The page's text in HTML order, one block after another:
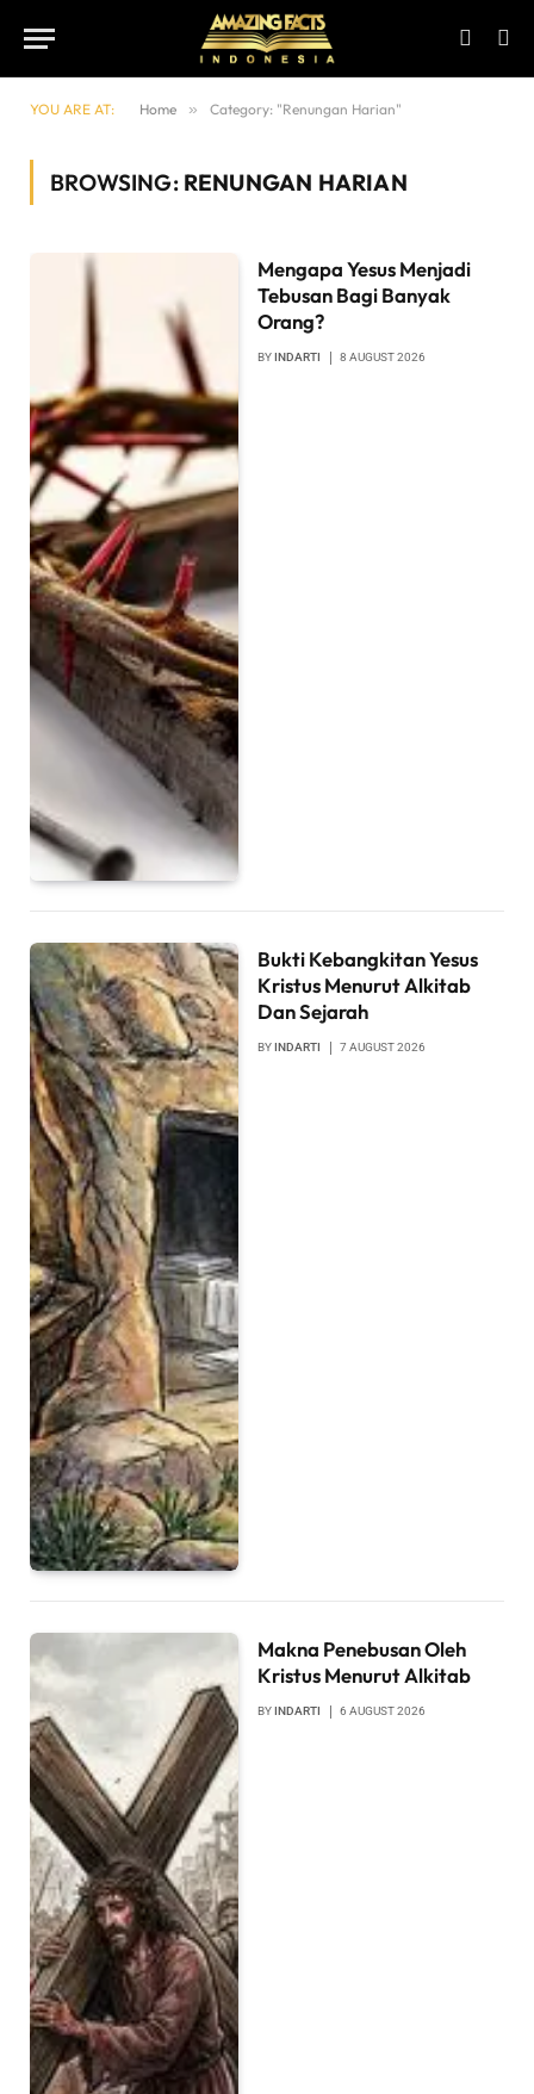
YOU ARE AT: Home » Category: "Renungan Harian"
BROWSING: RENUNGAN HARIAN
Mengapa Yesus Menjadi
Tebusan Bagi Banyak
Orang?
BYINDARTI 8 AUGUST 2026
Bukti Kebangkitan Yesus
Kristus Menurut Alkitab
Dan Sejarah
BYINDARTI 7 AUGUST 2026
Makna Penebusan Oleh
Kristus Menurut Alkitab
BYINDARTI 6 AUGUST 2026